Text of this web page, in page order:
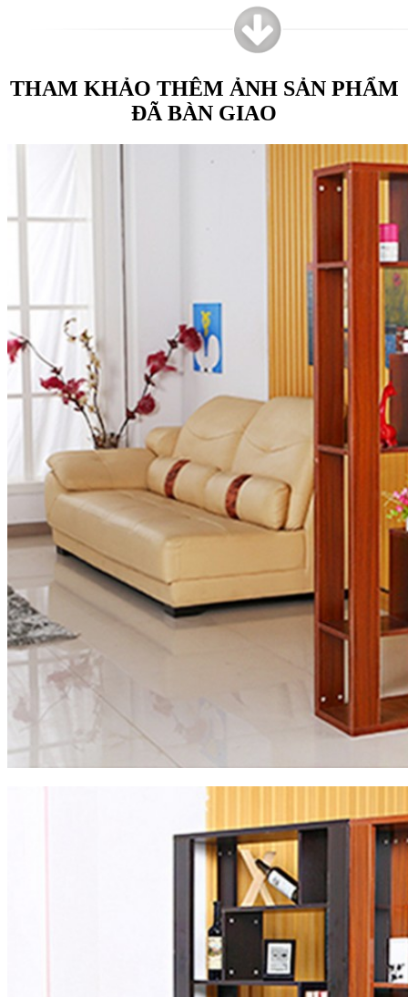
THAM KHẢO THÊM ẢNH SẢN PHẨM
ĐÃ BÀN GIAO